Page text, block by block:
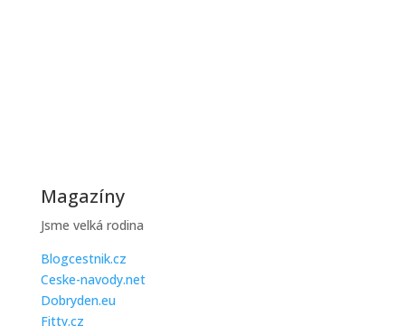
Magazíny
Jsme velká rodina
Blogcestnik.cz
Ceske-navody.net
Dobryden.eu
Fitty.cz